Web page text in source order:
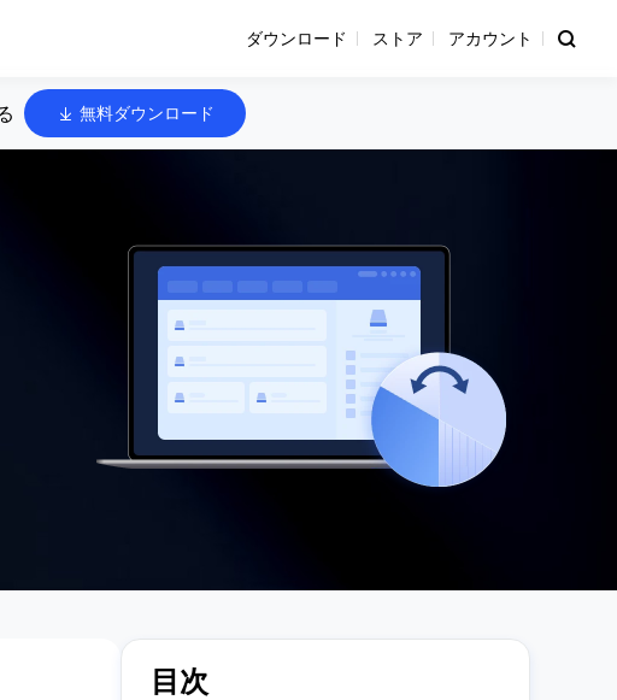
ダウンロード ストア アカウント
無料ダウンロード
目次